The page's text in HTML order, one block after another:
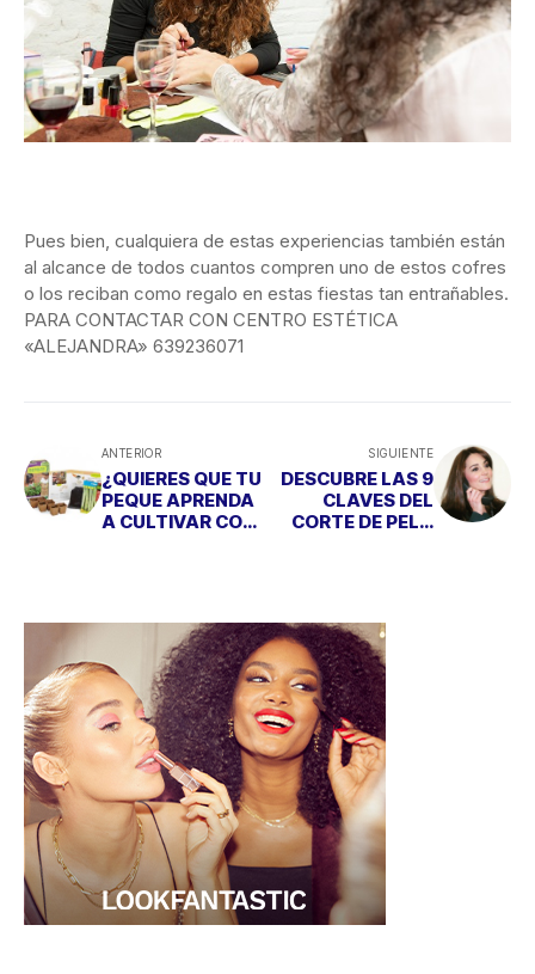
Pues bien, cualquiera de estas experiencias también están
al alcance de todos cuantos compren uno de estos cofres
o los reciban como regalo en estas fiestas tan entrañables.
PARA CONTACTAR CON CENTRO ESTÉTICA
«ALEJANDRA» 639236071
ANTERIOR
¿QUIERES QUE TU
PEQUE APRENDA
A CULTIVAR CON
SIGUIENTE
DESCUBRE LAS 9
CLAVES DEL
CORTE DE PELO